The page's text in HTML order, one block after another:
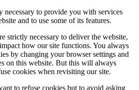
necessary to provide you with services
and to use some of its features.
strictly necessary to deliver the website,
how our site functions. You always
by changing your browser settings and
on this website. But this will always
cookies when revisiting our site.
to refuse cookies but to avoid asking